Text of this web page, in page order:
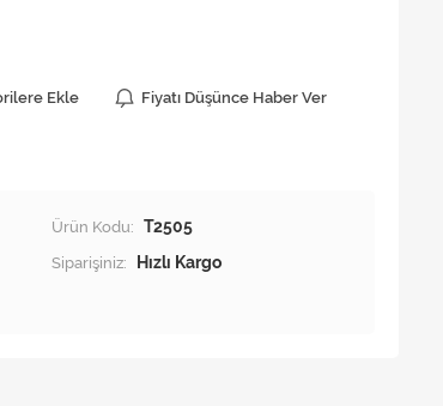
Ekle
Fiyatı Düşünce Haber Ver
Ürün Kodu: T2505
Siparişiniz:
Hızlı Kargo